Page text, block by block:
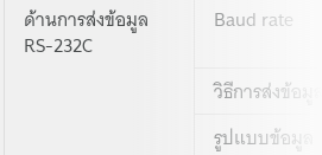
ด้านการส่งข้อมูล
RS-232C
Baud rate
วิธีการส่งข้อมู
รูปแบบข้อมูล